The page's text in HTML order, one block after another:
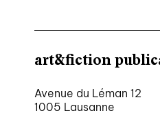
art&fiction
Avenue du Léman 12
1005 Lausanne